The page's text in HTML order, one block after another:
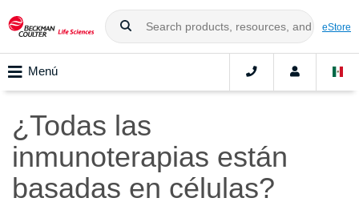
eStore
Menú
¿Todas las
inmunoterapias están
basadas en células?